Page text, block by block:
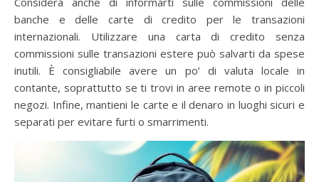
banche e delle carte di credito per le transazioni
internazionali. Utilizzare una carta di credito senza
commissioni sulle transazioni estere può salvarti da spese
inutili. È consigliabile avere un po’ di valuta locale in
contante, soprattutto se ti trovi in aree remote o in piccoli
negozi. Infine, mantieni le carte e il denaro in luoghi sicuri e
separati per evitare furti o smarrimenti.